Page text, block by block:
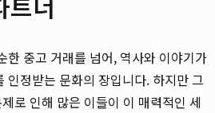
한 중고 거래를 넘어, 역사와 이야기가
인정받는 문화의 장입니다. 하지만 그
로 인해 많은 이들이 이 매력적인 세